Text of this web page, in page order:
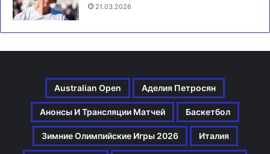
21.03.2026
Australian Open Аделия Петросян
Анонсы И Трансляции Матчей Баскетбол
Зимние Олимпийские Игры 2026 Италия